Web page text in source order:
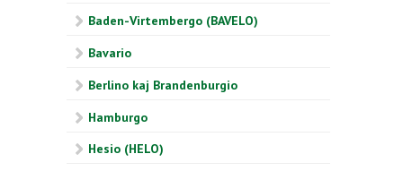
Baden-Virtembergo (BAVELO)
Bavario
Berlino kaj Brandenburgio
Hamburgo
Hesio (HELO)